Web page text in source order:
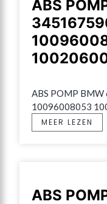
ABS
ABS POMP
10096008053
MEER LEZEN
ABS